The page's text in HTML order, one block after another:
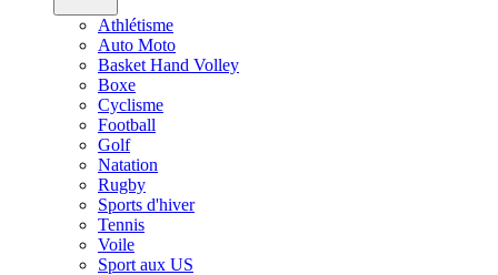
Athlétisme
Auto Moto
Basket Hand Volley
Boxe
Cyclisme
Football
Golf
Natation
Rugby
Sports d'hiver
Tennis
Voile
Sport aux US